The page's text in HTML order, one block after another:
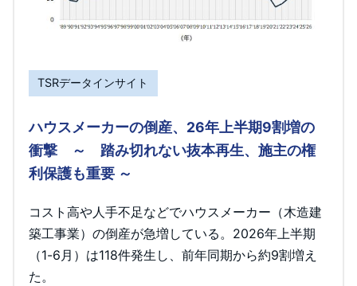
TSRデータインサイト
ハウスメーカーの倒産、26年上半期9割増の
衝撃 ～ 踏み切れない抜本再生、施主の権
利保護も重要 ～
コスト高や人手不足などでハウスメーカー（木造建
築工事業）の倒産が急増している。2026年上半期
（1-6月）は118件発生し、前年同期から約9割増え
た。